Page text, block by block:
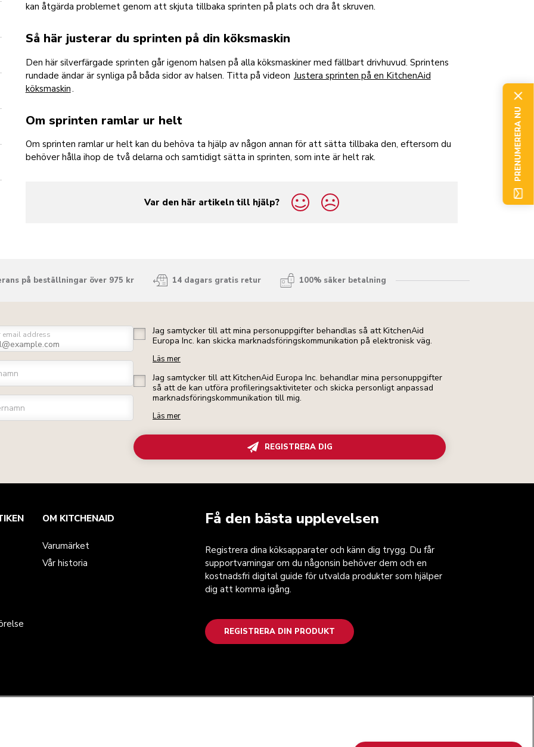
kan åtgärda problemet genom att skjuta tillbaka sprinten på plats och dra åt skruven.
Så här justerar du sprinten på din köksmaskin
Den här silverfärgade sprinten går igenom halsen på alla köksmaskiner med fällbart drivhuvud. Sprintens
rundade ändar är synliga på båda sidor av halsen. Titta på videon Justera sprinten på en KitchenAid
köksmaskin.
Om sprinten ramlar ur helt
Om sprinten ramlar ur helt kan du behöva ta hjälp av någon annan för att sätta tillbaka den, eftersom du
behöver hålla ihop de två delarna och samtidigt sätta in sprinten, som inte är helt rak.
Var den här artikeln till hjälp?
yes
no
på beställningar över 975 kr 14 dagars gratis retur 100% säker betalning
email address
Jag samtycker till att mina personuppgifter behandlas så att KitchenAid
Europa Inc. kan skicka marknadsföringskommunikation på elektronisk väg.
Läs mer
Jag samtycker till att KitchenAid Europa Inc. behandlar mina personuppgifter
så att de kan utföra profileringsaktiviteter och skicka personligt anpassad
marknadsföringskommunikation till mig.
Läs mer
REGISTRERA DIG
Få den bästa upplevelsen
Registrera dina köksapparater och känn dig trygg. Du får
supportvarningar om du någonsin behöver dem och en
kostnadsfri digital guide för utvalda produkter som hjälper
dig att komma igång.
REGISTRERA DIN PRODUKT
OM KITCHENAID
Varumärket
Vår historia
PRENUMERERA NU